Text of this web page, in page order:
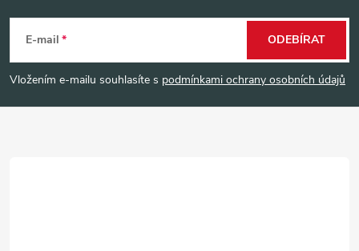
p
a
E-mail
Vložením e-mailu souhlasíte s podmínkami ochrany osobních údajů
ODEBÍRAT